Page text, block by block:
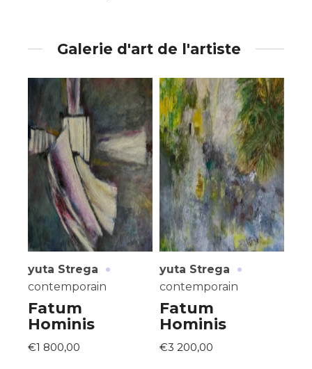
Galerie d'art de l'artiste
yuta Strega ·
contemporain
Fatum
Hominis
€1 800,00
yuta Strega ·
contemporain
Fatum
Hominis
€3 200,00